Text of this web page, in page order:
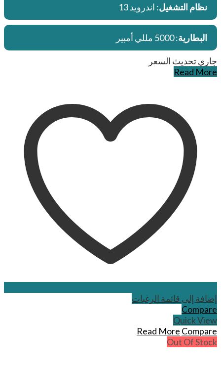
نظام التشغيل: اندرويد 13
البطارية: 5000 مللي أمبير
جاري تحديث السعر
Read More
إضافة إلى قائمة الرغبات
Compare
Quick View
Read More Compare
Out Of Stock